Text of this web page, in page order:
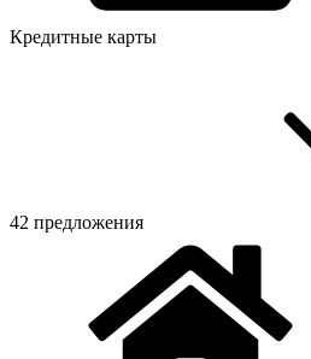
Кредитные карты
42 предложения